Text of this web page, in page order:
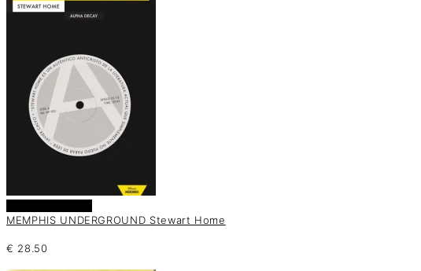
MEMPHIS UNDERGROUND Stewart Home
€ 28.50